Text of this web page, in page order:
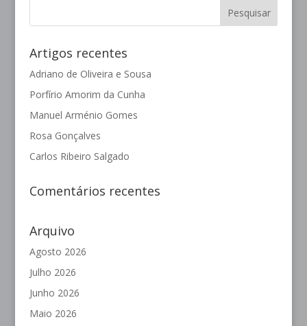
Artigos recentes
Adriano de Oliveira e Sousa
Porfírio Amorim da Cunha
Manuel Arménio Gomes
Rosa Gonçalves
Carlos Ribeiro Salgado
Comentários recentes
Arquivo
Agosto 2026
Julho 2026
Junho 2026
Maio 2026